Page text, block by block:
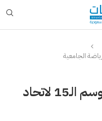
وزير التعليم يُدشن الموسم الـ15 لاتحاد